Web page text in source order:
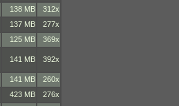
138 MB
312x
137 MB
277x
125 MB
369x
141 MB 392x
141 MB
260x
423 MB
276x